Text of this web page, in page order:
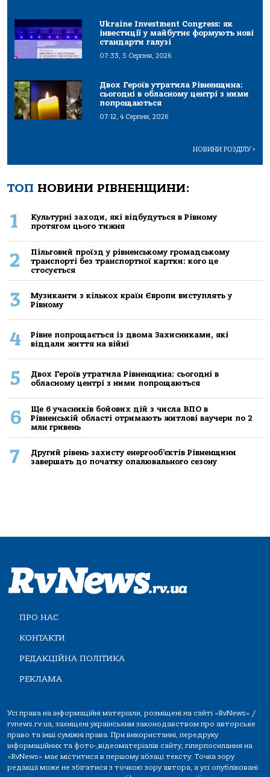
Ukraine Investment Congress: як
інвестиції у майбутнє формують нові
стандарти галузі
07:33, 5 Серпня, 2026
Двох Героїв утратила Рівненщина:
сьогодні в обласному центрі з ними
попрощаються
07:12, 4 Серпня, 2026
НОВИНИ РОЗДІЛУ>
ТОП НОВИНИ РІВНЕНЩИНИ:
1
Культурні заходи, які відбудуться в Рівному
протягом цього тижня
2
Пільговий проїзд у рівненському громадському
транспорті без транспортної картки: кого це
стосується
3
Музиканти з кількох країн Європи виступлять у
Рівному
4
Рівне попрощається із двома Захисниками, які
віддали життя на війні
5
Двох Героїв утратила Рівненщина: сьогодні в
обласному центрі з ними попрощаються
6
Ще 6 учасників бойових дій з числа ВПО в
Рівненській області отримають житлові ваучери по 2
млн гривень
7
Другий рівень захисту енергооб’єктів Рівненщини
завершать до початку опалювального сезону
ПРО НАС
КОНТАКТИ
РЕДАКЦІЙНА ПОЛІТИКА
РЕКЛАМА
Усі права на інформаційні матеріали, розміщені на сайті «RvNews» /
rvnews.rv.ua, захищені українським законодавством про авторське
право та інші суміжні права. При використанні, передруку
інформаційних та фото-,відеоматеріалів сайту, гіперпосилання на
«RvNews» має міститися в першому абзаці тексту. Точка зору
редакції може не збігатися з точкою зору автора, а усі опубліковані